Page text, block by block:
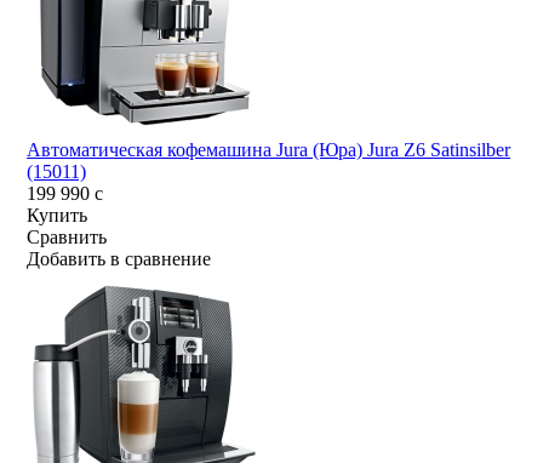
Автоматическая кофемашина Jura (Юра) Jura Z6 Satinsilber
(15011)
199 990c
Купить
Сравнить
Добавить в сравнение